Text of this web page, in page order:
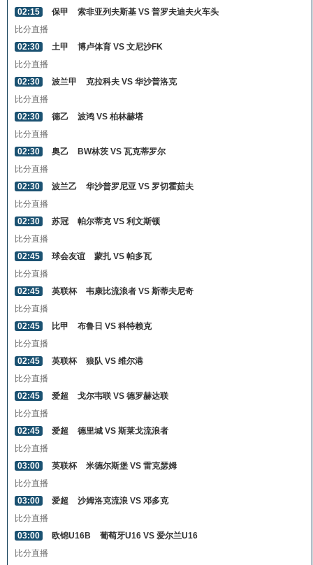
02:15
保甲
索非亚列夫斯基 VS 普罗夫迪夫火车头
比分直播
02:30
土甲
博卢体育 VS 文尼沙FK
比分直播
02:30
波兰甲
克拉科夫 VS 华沙普洛克
比分直播
02:30
德乙
波鸿 VS 柏林赫塔
比分直播
02:30
奥乙
BW林茨 VS 瓦克蒂罗尔
比分直播
02:30
波兰乙
华沙普罗尼亚 VS 罗切霍茹夫
比分直播
02:30
苏冠
帕尔蒂克 VS 利文斯顿
比分直播
02:45
球会友谊
蒙扎 VS 帕多瓦
比分直播
02:45
英联杯
韦康比流浪者 VS 斯蒂夫尼奇
比分直播
02:45
比甲
布鲁日 VS 科特赖克
比分直播
02:45
英联杯
狼队 VS 维尔港
比分直播
02:45
爱超
戈尔韦联 VS 德罗赫达联
比分直播
02:45
爱超
德里城 VS 斯莱戈流浪者
比分直播
03:00
英联杯
米德尔斯堡 VS 雷克瑟姆
比分直播
03:00
爱超
沙姆洛克流浪 VS 邓多克
比分直播
03:00
欧锦U16B
葡萄牙U16 VS 爱尔兰U16
比分直播